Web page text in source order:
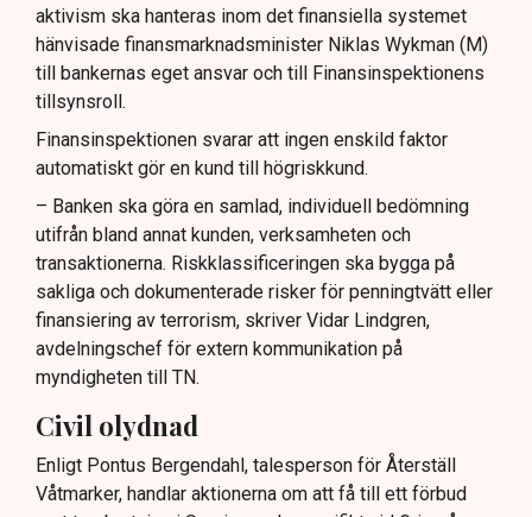
aktivism ska hanteras inom det finansiella systemet
hänvisade finansmarknadsminister Niklas Wykman (M)
till bankernas eget ansvar och till Finansinspektionens
tillsynsroll.
Finansinspektionen svarar att ingen enskild faktor
automatiskt gör en kund till högriskkund.
– Banken ska göra en samlad, individuell bedömning
utifrån bland annat kunden, verksamheten och
transaktionerna. Riskklassificeringen ska bygga på
sakliga och dokumenterade risker för penningtvätt eller
finansiering av terrorism, skriver Vidar Lindgren,
avdelningschef för extern kommunikation på
myndigheten till TN.
Civil olydnad
Enligt Pontus Bergendahl, talesperson för Återställ
Våtmarker, handlar aktionerna om att få till ett förbud